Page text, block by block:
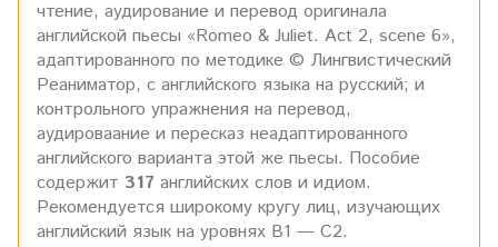
чтение, аудирование и перевод оригинала
английской пьесы «Romeo & Juliet. Act 2, scene 6»,
адаптированного по методике © Лингвистический
Реаниматор, с английского языка на русский; и
контрольного упражнения на перевод,
аудироваание и пересказ неадаптированного
английского варианта этой же пьесы. Пособие
содержит 317 английских слов и идиом.
Рекомендуется широкому кругу лиц, изучающих
английский язык на уровнях В1 — С2.